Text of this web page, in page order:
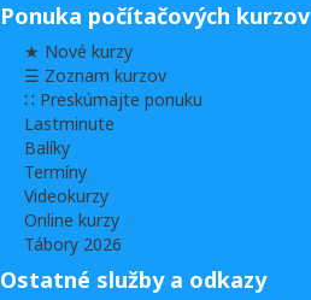
Ponuka počítačových kurzov
★ Nové kurzy
☰ Zoznam kurzov
∷ Preskúmajte ponuku
Lastminute
Balíky
Termíny
Videokurzy
Online kurzy
Tábory 2026
Ostatné služby a odkazy